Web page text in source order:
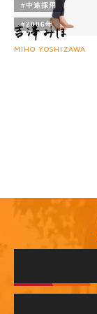
MIHO YOSHIZAWA
#中途採用
#2006年